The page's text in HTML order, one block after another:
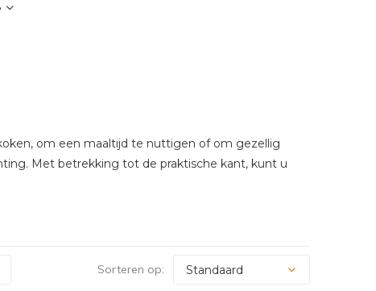
om een maaltijd te nuttigen of om gezellig
Met betrekking tot de praktische kant, kunt u
Sorteren op: